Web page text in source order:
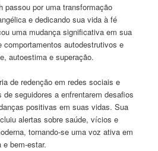
passou por uma transformação
e dedicando sua vida à fé
uma mudança significativa em sua
comportamentos autodestrutivos e
autoestima e superação.
de redenção em redes sociais e
seguidores a enfrentarem desafios
positivas em suas vidas. Sua
alertas sobre saúde, vícios e
tornando-se uma voz ativa em
bem-estar.